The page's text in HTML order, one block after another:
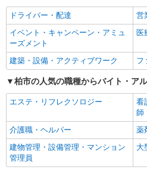
経験者・有資格者歓迎
新
女性活躍中
主
フリーター歓迎
ブランクOK
ミ
エルダー（50代～）活躍中
シ
高収入・高額
ボ
完
フルタイム歓迎
禁
駅直結・駅チカ
車
バイク通勤OK
ドライバー・配達
営
イベント・キャンペーン・アミュ
ーズメント
医
建築・設備・アクティブワーク フ
柏市の人気の職種からバイト・ア
エステ・リフレクソロジー
看
師
介護職・ヘルパー
薬
建物管理・設備管理・マンション
管理員
大